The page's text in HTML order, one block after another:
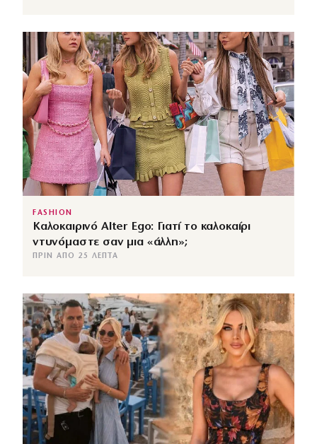
FASHION
Καλοκαιρινό Alter Ego: Γιατί το καλοκαίρι
ντυνόμαστε σαν μια «άλλη»;
ΠΡΙΝ ΑΠΌ 25 ΛΕΠΤΆ